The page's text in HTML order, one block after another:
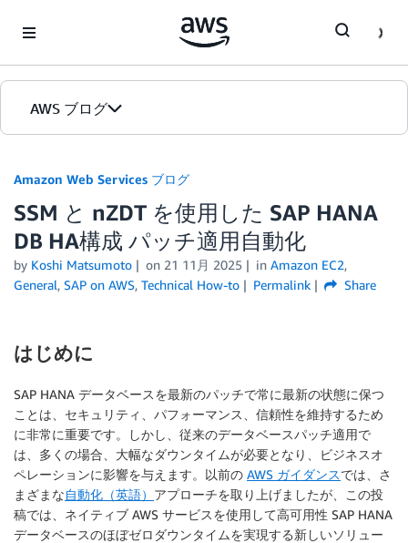
AWS ブログ
カテゴリ
エディション
Amazon Web Services ブログ
SSM と nZDT を使用した SAP HANA
DB HA構成 パッチ適用自動化
by Koshi Matsumoto on 21 11月 2025 in Amazon EC2,
General, SAP on AWS, Technical How-to Permalink Share
はじめに
SAP HANA データベースを最新のパッチで常に最新の状態に保つ
ことは、セキュリティ、パフォーマンス、信頼性を維持するため
に非常に重要です。しかし、従来のデータベースパッチ適用で
は、多くの場合、大幅なダウンタイムが必要となり、ビジネスオ
ペレーションに影響を与えます。以前の AWS ガイダンスでは、さ
まざまな自動化（英語） アプローチを取り上げましたが、この投
稿では、ネイティブ AWS サービスを使用して高可用性 SAP HANA
データベースのほぼゼロダウンタイムを実現する新しいソリュー